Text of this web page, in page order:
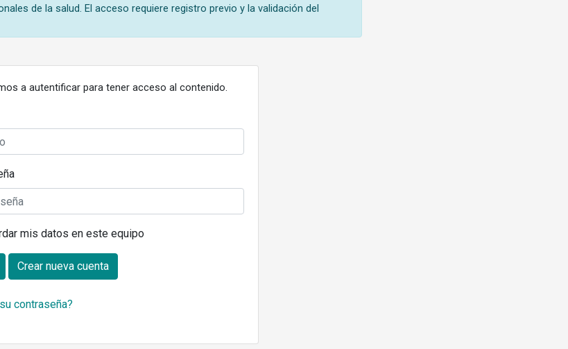
de la salud. El acceso requiere registro previo y la validación del
a autentificar para tener acceso al contenido.
mis datos en este equipo
Crear nueva cuenta
contraseña?